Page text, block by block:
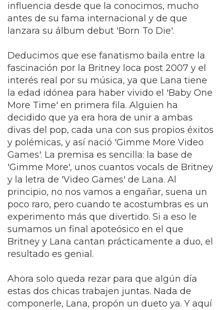
influencia desde que la conocimos, mucho
antes de su fama internacional y de que
lanzara su álbum debut 'Born To Die'.
Deducimos que ese fanatismo baila entre la
fascinación por la Britney loca post 2007 y el
interés real por su música, ya que Lana tiene
la edad idónea para haber vivido el 'Baby One
More Time' en primera fila. Alguien ha
decidido que ya era hora de unir a ambas
divas del pop, cada una con sus propios éxitos
y polémicas, y así nació 'Gimme More Video
Games'. La premisa es sencilla: la base de
'Gimme More', unos cuantos vocals de Britney
y la letra de 'Video Games' de Lana. Al
principio, no nos vamos a engañar, suena un
poco raro, pero cuando te acostumbras es un
experimento más que divertido. Si a eso le
sumamos un final apoteósico en el que
Britney y Lana cantan prácticamente a duo, el
resultado es genial.
Ahora solo queda rezar para que algún día
estas dos chicas trabajen juntas. Nada de
componerle, Lana, propón un dueto ya. Y aquí